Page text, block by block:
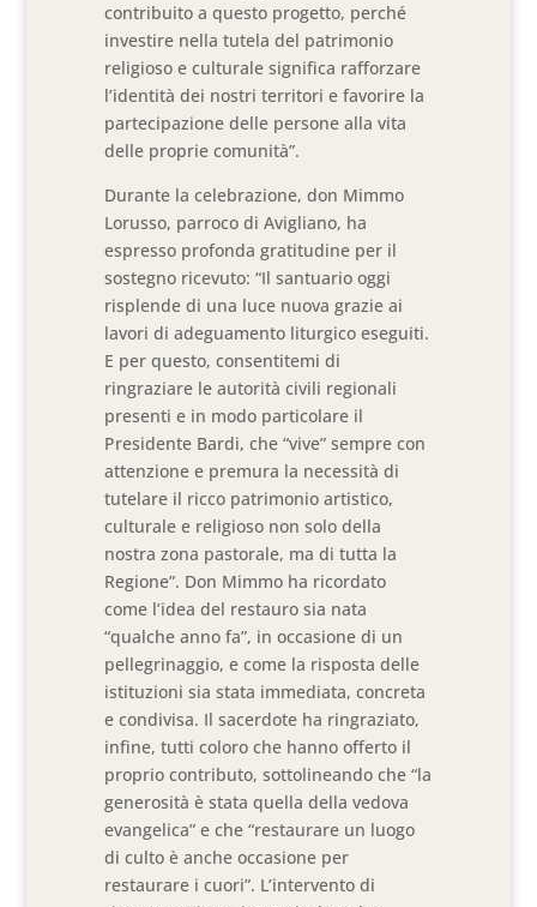
contribuito a questo progetto, perché
investire nella tutela del patrimonio
religioso e culturale significa rafforzare
l’identità dei nostri territori e favorire la
partecipazione delle persone alla vita
delle proprie comunità”.
Durante la celebrazione, don Mimmo
Lorusso, parroco di Avigliano, ha
espresso profonda gratitudine per il
sostegno ricevuto: “Il santuario oggi
risplende di una luce nuova grazie ai
lavori di adeguamento liturgico eseguiti.
E per questo, consentitemi di
ringraziare le autorità civili regionali
presenti e in modo particolare il
Presidente Bardi, che “vive” sempre con
attenzione e premura la necessità di
tutelare il ricco patrimonio artistico,
culturale e religioso non solo della
nostra zona pastorale, ma di tutta la
Regione”. Don Mimmo ha ricordato
come l’idea del restauro sia nata
“qualche anno fa”, in occasione di un
pellegrinaggio, e come la risposta delle
istituzioni sia stata immediata, concreta
e condivisa. Il sacerdote ha ringraziato,
infine, tutti coloro che hanno offerto il
proprio contributo, sottolineando che “la
generosità è stata quella della vedova
evangelica” e che “restaurare un luogo
di culto è anche occasione per
restaurare i cuori”. L’intervento di